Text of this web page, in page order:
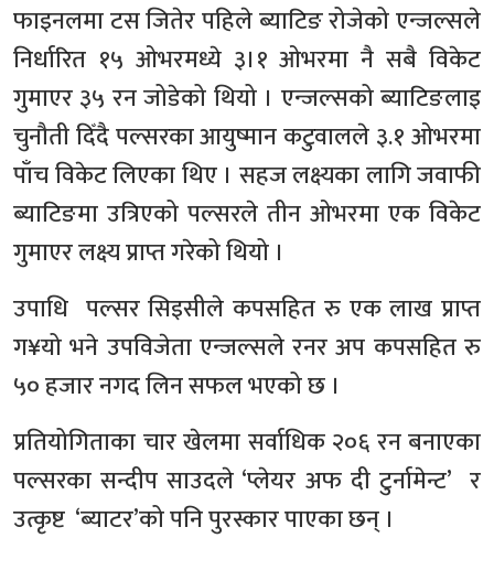
फाइनलमा टस जितेर पहिले ब्याटिङ रोजेको एन्जल्सले
निर्धारित १५ ओभरमध्ये ३।१ ओभरमा नै सबै विकेट
गुमाएर ३५ रन जोडेको थियो । एन्जल्सको ब्याटिङलाइ
चुनौती दिँदै पल्सरका आयुष्मान कटुवालले ३.१ ओभरमा
पाँच विकेट लिएका थिए । सहज लक्ष्यका लागि जवाफी
ब्याटिङमा उत्रिएको पल्सरले तीन ओभरमा एक विकेट
गुमाएर लक्ष्य प्राप्त गरेको थियो ।
उपाधि पल्सर सिइसीले कपसहित रु एक लाख प्राप्त
ग¥यो भने उपविजेता एन्जल्सले रनर अप कपसहित रु
५० हजार नगद लिन सफल भएको छ ।
प्रतियोगिताका चार खेलमा सर्वाधिक २०६ रन बनाएका
पल्सरका सन्दीप साउदले ‘प्लेयर अफ दी टुर्नामेन्ट’ र
उत्कृष्ट ‘ब्याटर’को पनि पुरस्कार पाएका छन् ।